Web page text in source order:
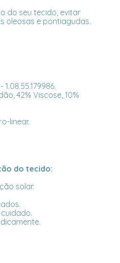
do seu tecido, evitar
oleosas e pontiagudas.
42% Viscose, 10%
linear.
do tecido:
solar.